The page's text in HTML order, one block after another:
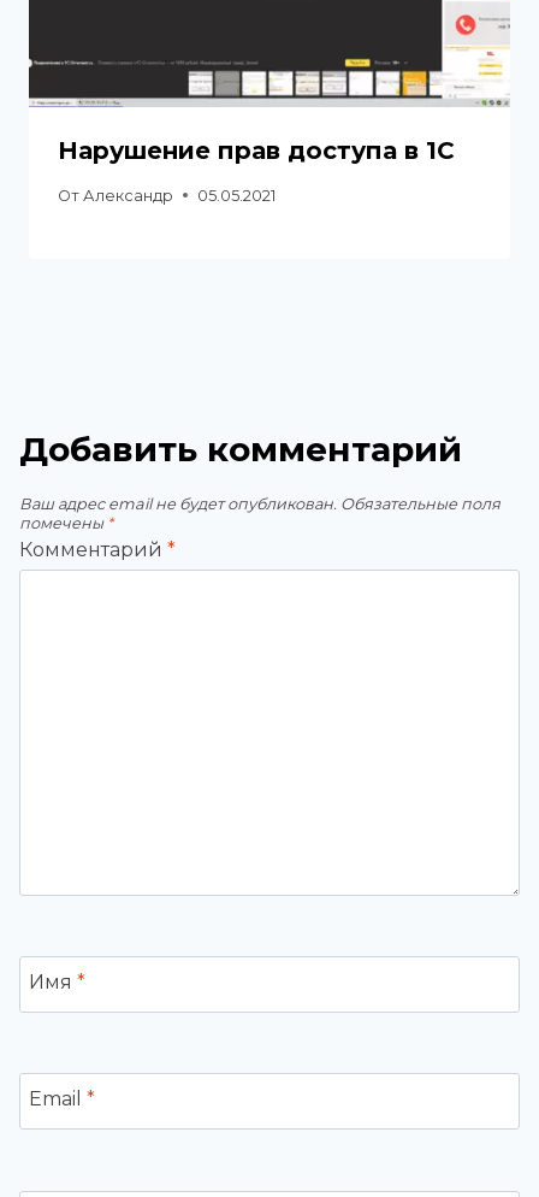
Нарушение прав доступа в 1С
От Александр 05.05.2021
Добавить комментарий
Ваш адрес email не будет опубликован. Обязательные поля
помечены *
Комментарий *
Имя *
Email *